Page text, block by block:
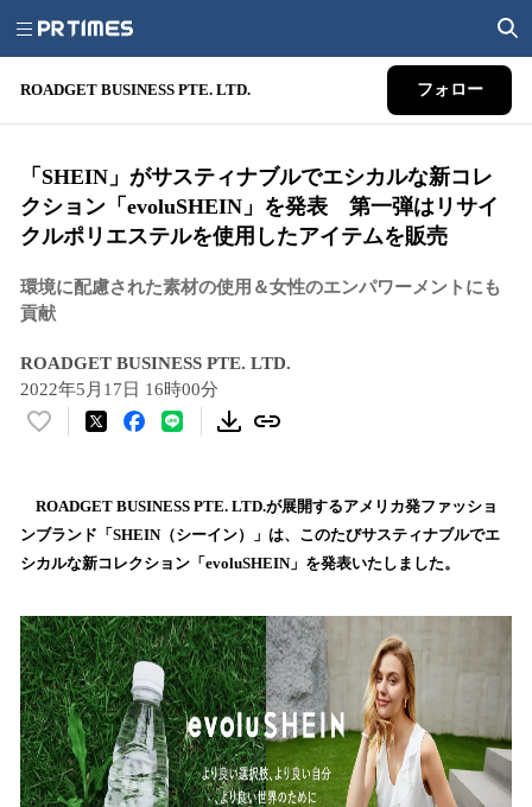
ROADGET BUSINESS PTE. LTD. フォロー
「SHEIN」がサスティナブルでエシカルな新コレ
クション「evoluSHEIN」を発表 第一弾はリサイ
クルポリエステルを使用したアイテムを販売
環境に配慮された素材の使用＆女性のエンパワーメントにも
貢献
ROADGET BUSINESS PTE. LTD.
2022年5月17日 16時00分
い
！
数
を
込
み
中
で
す
ROADGET BUSINESS PTE. LTD.が展開するアメリカ発ファッショ
ンブランド「SHEIN（シーイン）」は、このたびサスティナブルでエ
シカルな新コレクション「evoluSHEIN」を発表いたしました。